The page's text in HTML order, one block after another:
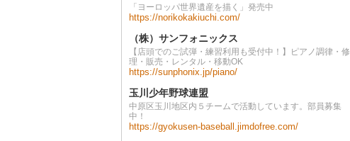
「ヨーロッパ世界遺産を描く」発売中
https://norikokakiuchi.com/
（株）サンフォニックス
【店頭でのご試弾・練習利用も受付中！】ピアノ調律・修
理・販売・レンタル・移動OK
https://sunphonix.jp/piano/
玉川少年野球連盟
中原区玉川地区内５チームで活動しています。部員募集
中！
https://gyokusen-baseball.jimdofree.com/